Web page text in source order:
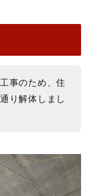
事のため、住
り解体しまし